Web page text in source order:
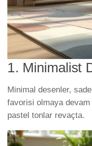
1. Minimalist
Minimal desenler,
favorisi olmaya
pastel tonlar revaçta.